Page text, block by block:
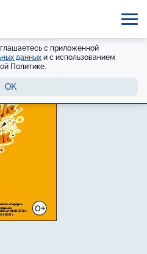
с приложенной
данных и с использованием
Политике.
OK